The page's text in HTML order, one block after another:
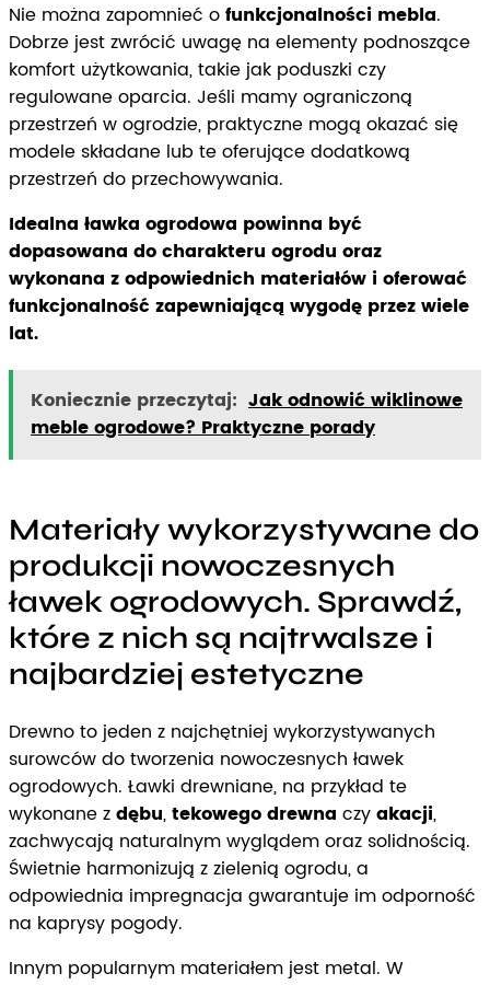
Nie można zapomnieć ofunkcjonalności mebla.
Dobrze jest zwrócić uwagę na elementy podnoszące
komfort użytkowania, takie jak poduszki czy
regulowane oparcia. Jeśli mamy ograniczoną
przestrzeń w ogrodzie, praktyczne mogą okazać się
modele składane lub te oferujące dodatkową
przestrzeń do przechowywania.
Idealna ławka ogrodowa powinna być
dopasowana do charakteru ogrodu oraz
wykonana z odpowiednich materiałów i oferować
funkcjonalność zapewniającą wygodę przez wiele
lat.
Koniecznie przeczytaj: Jak odnowić wiklinowe
meble ogrodowe? Praktyczne porady
Materiały wykorzystywane do
produkcji nowoczesnych
ławek ogrodowych. Sprawdź,
które z nich są najtrwalsze i
najbardziej estetyczne
Drewno to jeden z najchętniej wykorzystywanych
surowców do tworzenia nowoczesnych ławek
ogrodowych. Ławki drewniane, na przykład te
wykonane zdębu,tekowego drewna czyakacji,
zachwycają naturalnym wyglądem oraz solidnością.
Świetnie harmonizują z zielenią ogrodu, a
odpowiednia impregnacja gwarantuje im odporność
na kaprysy pogody.
Innym popularnym materiałem jest metal. W